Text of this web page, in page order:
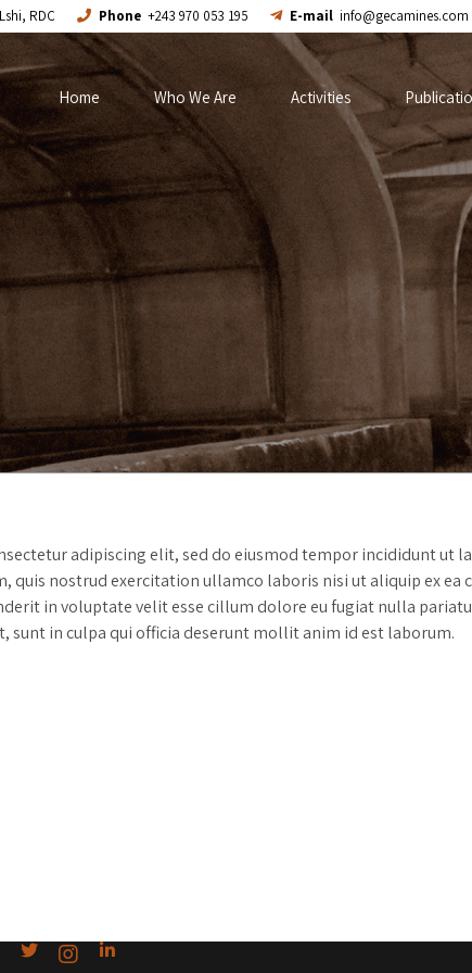
RDC Phone +243 970 053 195 E-mail info@gecamines.com
Home Who We Are Activities
adipiscing elit, sed do eiusmod tempor incididunt ut
quis nostrud exercitation ullamco laboris nisi ut aliquip ex ea
in voluptate velit esse cillum dolore eu fugiat nulla
sunt in culpa qui officia deserunt mollit anim id est laborum.